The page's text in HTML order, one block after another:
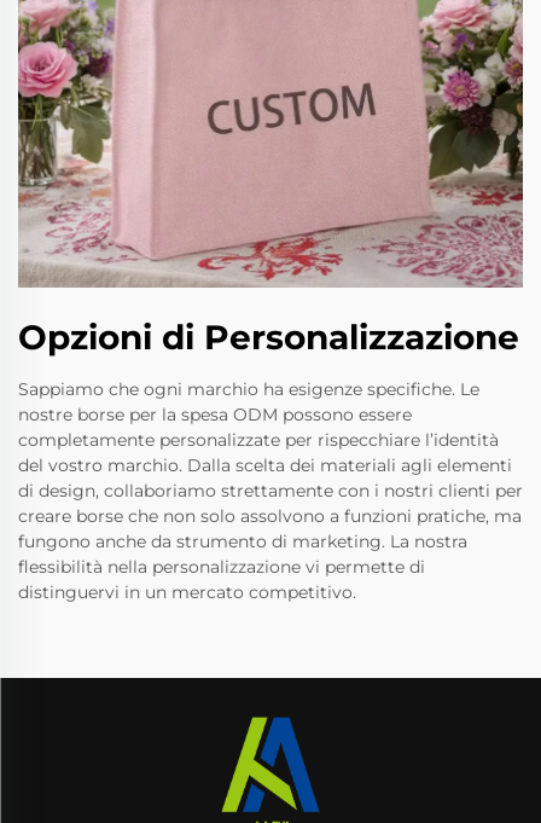
Opzioni di Personalizzazione
Sappiamo che ogni marchio ha esigenze specifiche. Le
nostre borse per la spesa ODM possono essere
completamente personalizzate per rispecchiare l’identità
del vostro marchio. Dalla scelta dei materiali agli elementi
di design, collaboriamo strettamente con i nostri clienti per
creare borse che non solo assolvono a funzioni pratiche, ma
fungono anche da strumento di marketing. La nostra
flessibilità nella personalizzazione vi permette di
distinguervi in un mercato competitivo.